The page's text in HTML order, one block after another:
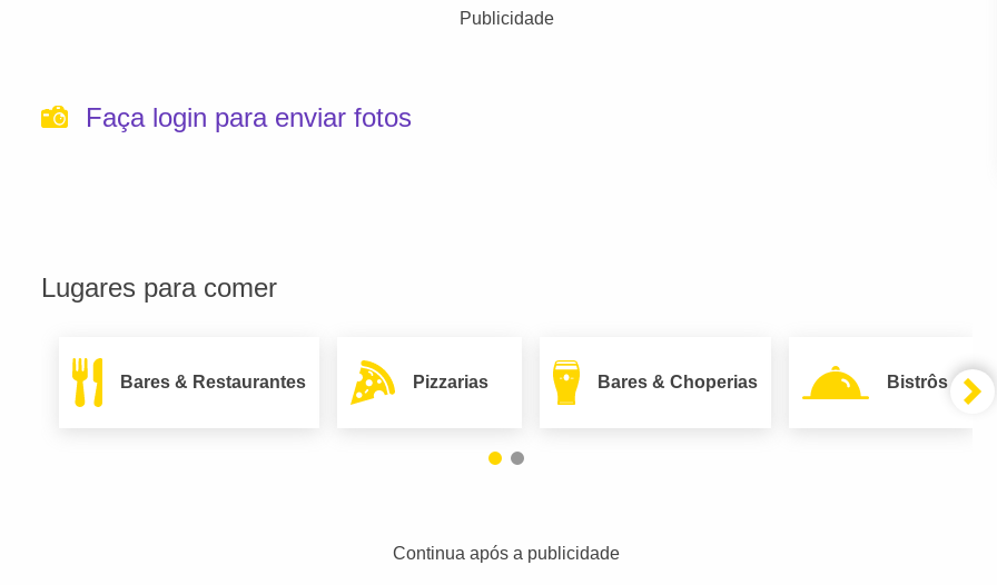
Publicidade
Faça login para enviar fotos
Lugares para comer
Bares & Restaurantes Pizzarias Bares & Choperias Bistrôs
Continua após a publicidade